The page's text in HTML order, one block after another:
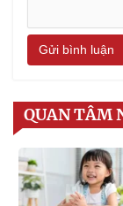
Gửi bình luận
QUAN TÂM